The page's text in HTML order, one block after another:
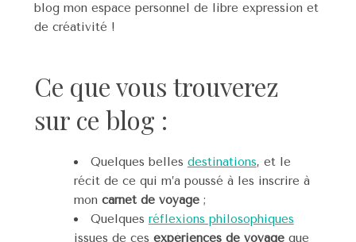
blog mon espace personnel de libre expression et
de créativité !
Ce que vous trouverez
sur ce blog :
Quelques belles destinations, et le
récit de ce qui m’a poussé à les inscrire à
mon carnet de voyage;
Quelques réflexions philosophiques
issues de ces expériences de voyageque